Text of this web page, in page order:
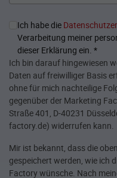
Ich habe die
Verarbeitung meiner
dieser Erklärung ein. *
Ich bin darauf hingewiesen
Daten auf freiwilliger Basis
ohne für mich nachteilige
gegenüber der Marketing
Straße 401, D-40231
factory.de) widerrufen kann.
Mir ist bekannt, dass die
gespeichert werden, wie ich
Factory wünsche. Nach